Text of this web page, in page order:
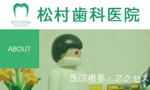
医院概要・アクセス
ABOUT